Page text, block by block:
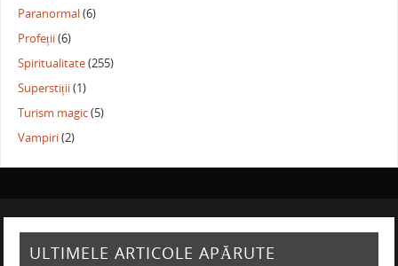
Paranormal(6)
Profeții(6)
Spiritualitate(255)
Superstiții(1)
Turism magic(5)
Vampiri(2)
ULTIMELE ARTICOLE APĂRUTE